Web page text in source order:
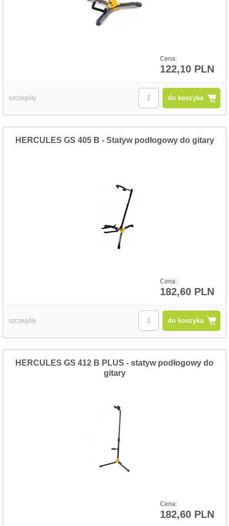
Cena:
122,10 PLN
do koszyka
szczegóły
Cena:
182,60 PLN
HERCULES GS 405 B - Statyw podłogowy do gitary
do koszyka
szczegóły
Cena:
182,60 PLN
HERCULES GS 412 B PLUS - statyw podłogowy do
gitary